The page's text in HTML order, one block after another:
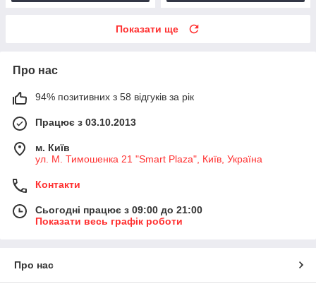
Показати ще
Про нас
94% позитивних з 58 відгуків за рік
Працює з 03.10.2013
м. Київ
ул. М. Тимошенка 21 "Smart Plaza", Київ, Україна
Контакти
Сьогодні працює з 09:00 до 21:00
Показати весь графік роботи
Про нас